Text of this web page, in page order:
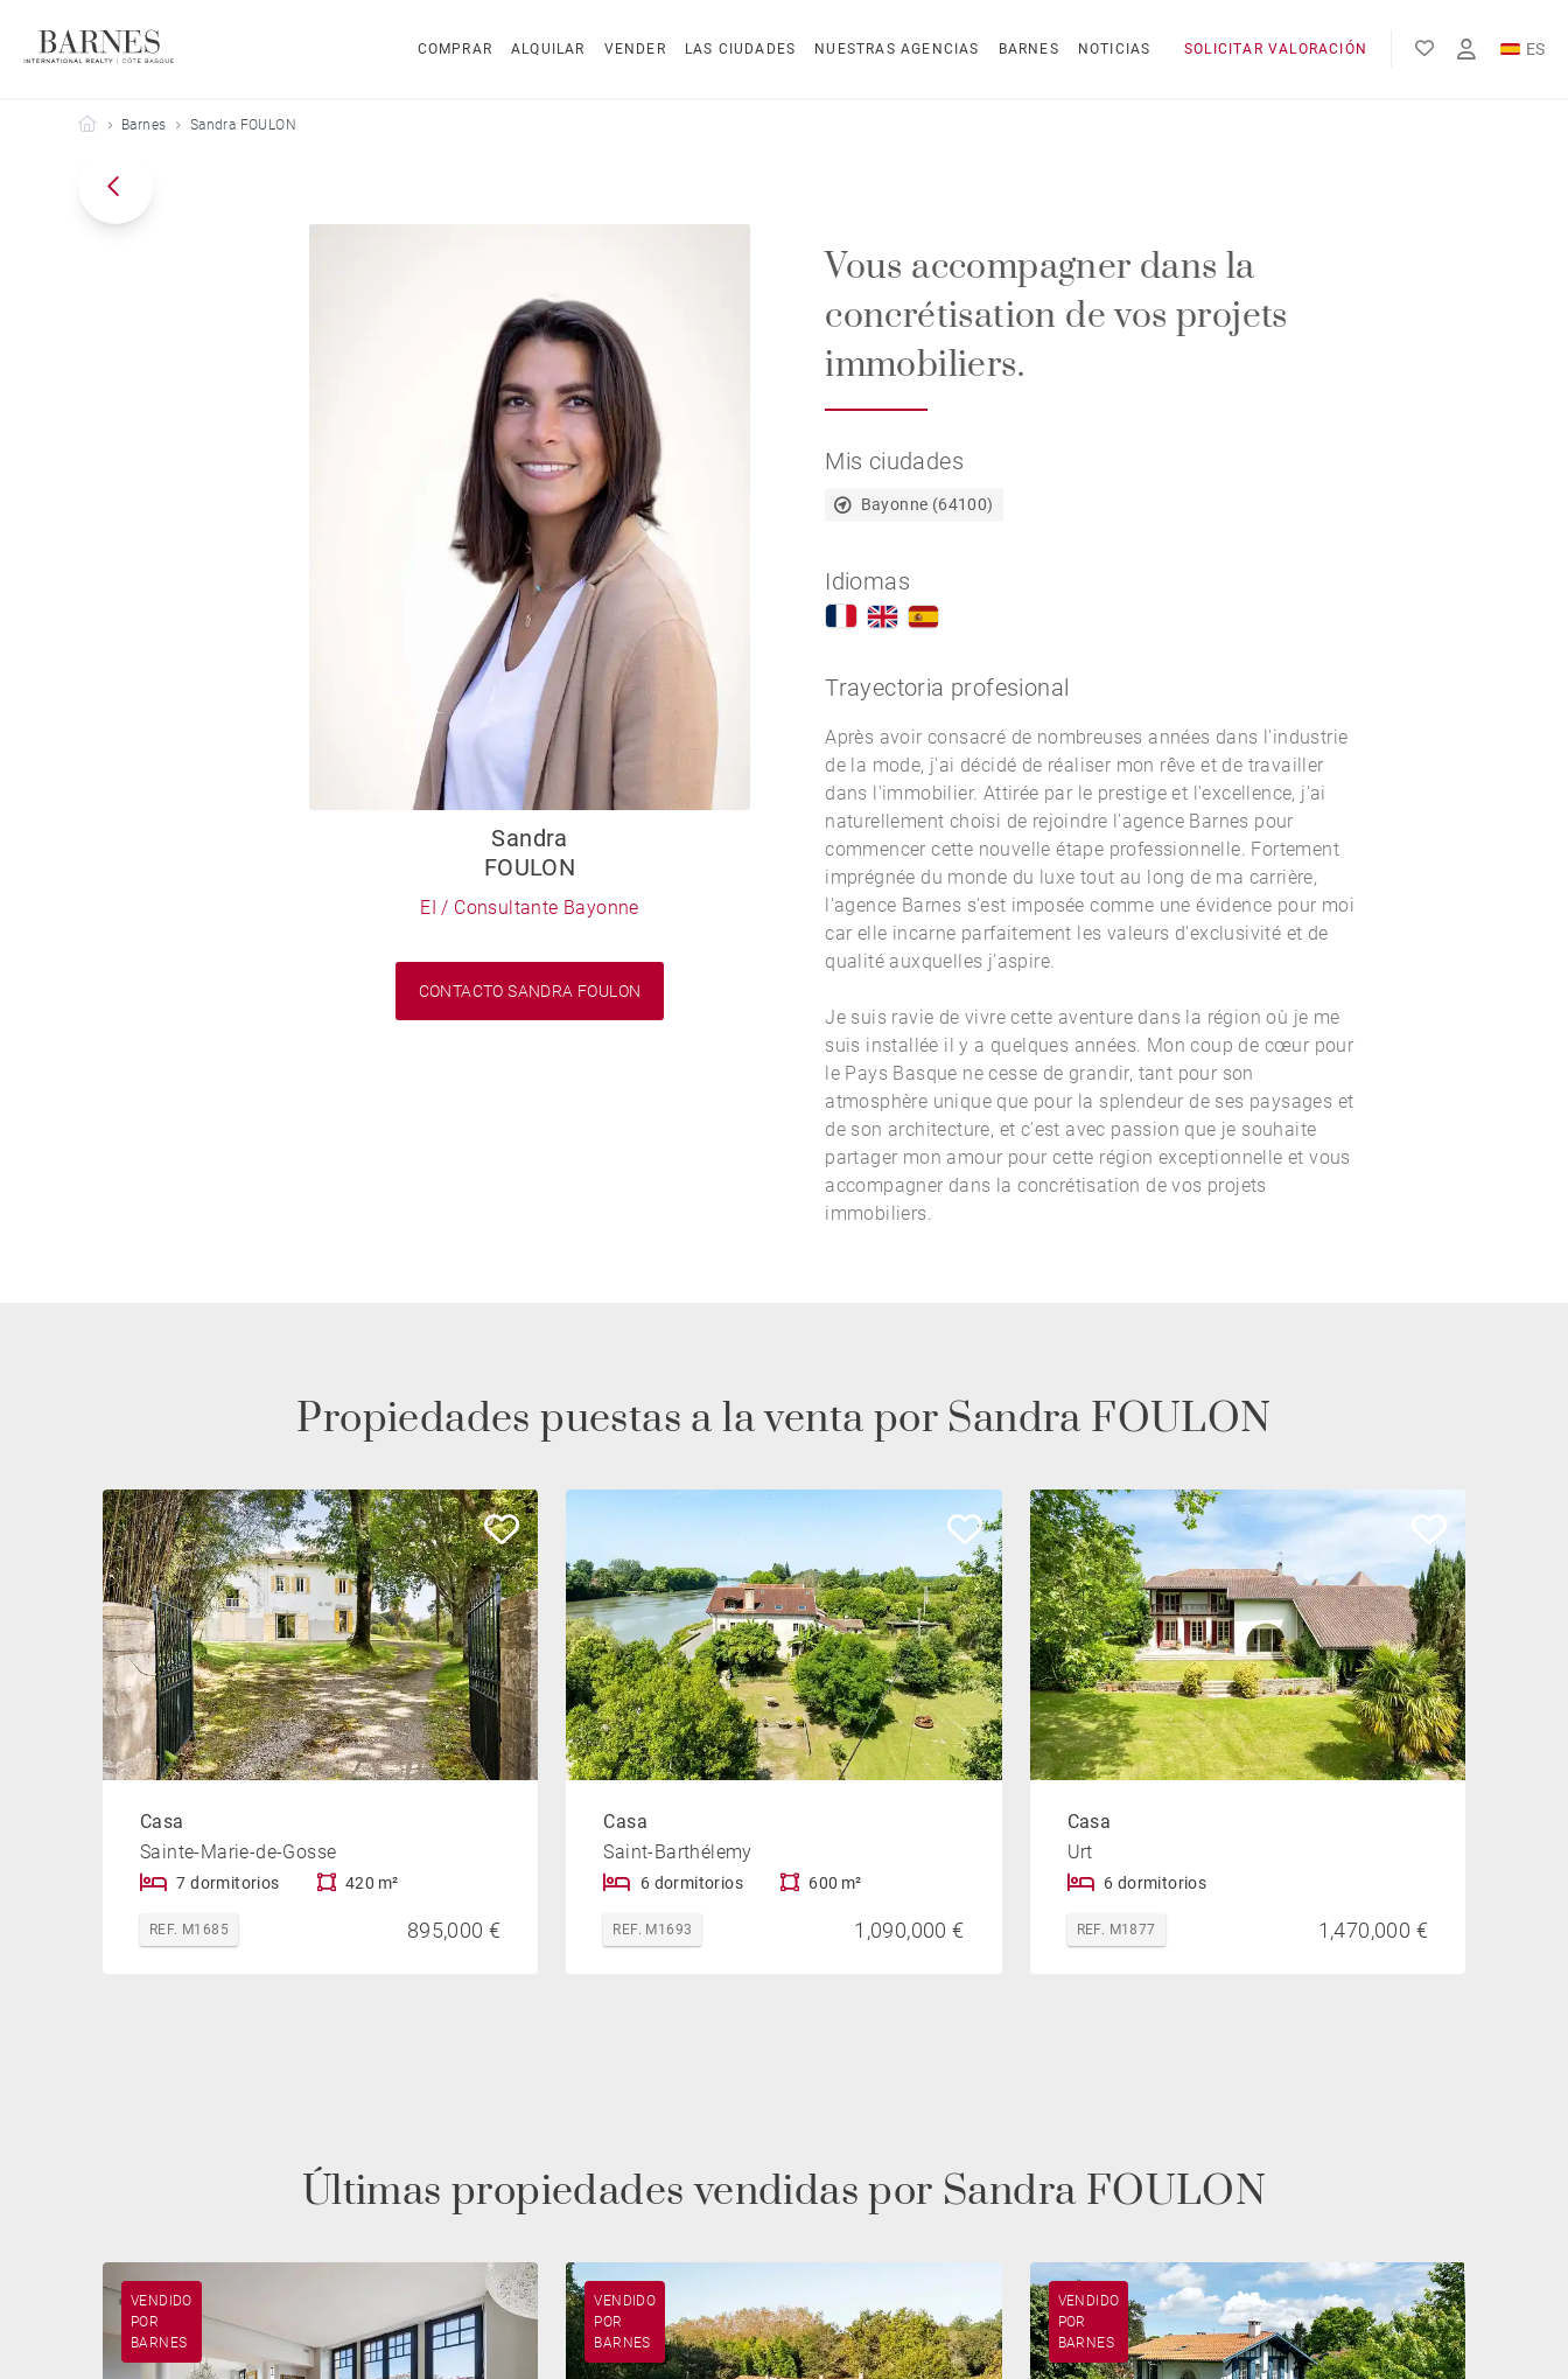
COMPRAR ALQUILAR VENDER LAS CIUDADES NUESTRAS AGENCIAS BARNES NOTICIAS SOLICITAR VALORACIÓN ES
EN
Barnes Côte Basque
Barnes Sandra FOULON
Sandra
FOULON
EI / Consultante Bayonne
CONTACTO SANDRA FOULON
Vous accompagner dans la
concrétisation de vos projets
immobiliers.
Mis ciudades
Bayonne (64100)
Idiomas
Trayectoria profesional
Après avoir consacré de nombreuses années dans l'industrie
de la mode, j'ai décidé de réaliser mon rêve et de travailler
dans l'immobilier. Attirée par le prestige et l'excellence, j'ai
naturellement choisi de rejoindre l'agence Barnes pour
commencer cette nouvelle étape professionnelle. Fortement
imprégnée du monde du luxe tout au long de ma carrière,
l'agence Barnes s'est imposée comme une évidence pour moi
car elle incarne parfaitement les valeurs d'exclusivité et de
qualité auxquelles j'aspire.
Je suis ravie de vivre cette aventure dans la région où je me
suis installée il y a quelques années. Mon coup de cœur pour
le Pays Basque ne cesse de grandir, tant pour son
atmosphère unique que pour la splendeur de ses paysages et
de son architecture, et c'est avec passion que je souhaite
partager mon amour pour cette région exceptionnelle et vous
accompagner dans la concrétisation de vos projets
immobiliers.
Propiedades puestas a la venta por Sandra FOULON
Casa
Sainte-Marie-de-Gosse
7 dormitorios 420 m²
REF. M1685 895,000 €
Casa
Saint-Barthélemy
6 dormitorios 600 m²
REF. M1693 1,090,000 €
Casa
Urt
6 dormitorios
REF. M1877 1,470,000 €
Últimas propiedades vendidas por Sandra FOULON
VENDIDO
POR
BARNES
VENDIDO
POR
BARNES
VENDIDO
POR
BARNES